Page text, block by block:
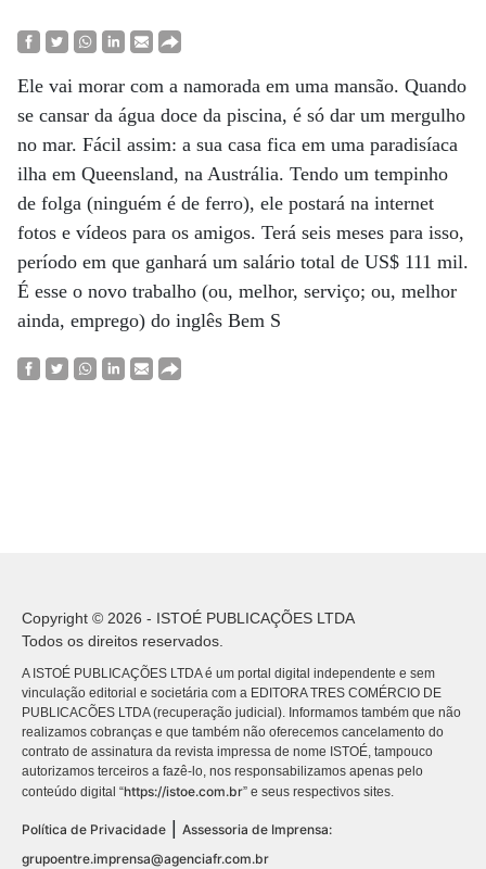
Ele vai morar com a namorada em uma mansão. Quando
se cansar da água doce da piscina, é só dar um mergulho
no mar. Fácil assim: a sua casa fica em uma paradisíaca
ilha em Queensland, na Austrália. Tendo um tempinho
de folga (ninguém é de ferro), ele postará na internet
fotos e vídeos para os amigos. Terá seis meses para isso,
período em que ganhará um salário total de US$ 111 mil.
É esse o novo trabalho (ou, melhor, serviço; ou, melhor
ainda, emprego) do inglês Bem S
Copyright © 2026 - ISTOÉ PUBLICAÇÕES LTDA
Todos os direitos reservados.
A ISTOÉ PUBLICAÇÕES LTDA é um portal digital independente e sem
vinculação editorial e societária com a EDITORA TRES COMÉRCIO DE
PUBLICACÕES LTDA (recuperação judicial). Informamos também que não
realizamos cobranças e que também não oferecemos cancelamento do
contrato de assinatura da revista impressa de nome ISTOÉ, tampouco
autorizamos terceiros a fazê-lo, nos responsabilizamos apenas pelo
conteúdo digital “https://istoe.com.br” e seus respectivos sites.
Política de Privacidade
Assessoria de Imprensa:
grupoentre.imprensa@agenciafr.com.br